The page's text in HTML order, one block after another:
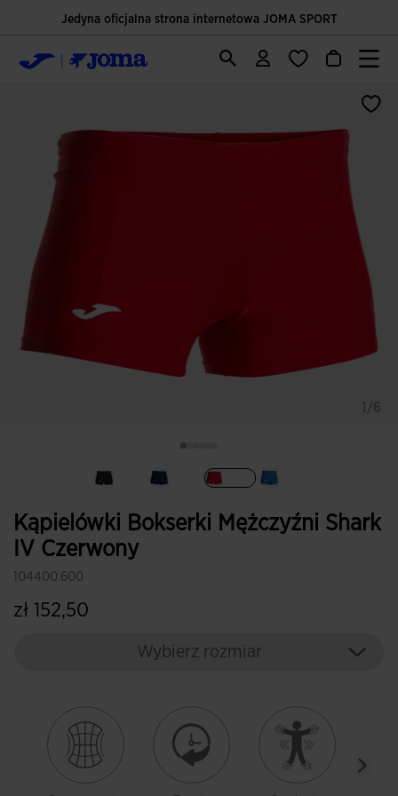
Jedyna oficjalna strona internetowa JOMA SPORT
Kąpielówki Bokserki Mężczyźni Shark
IV Czerwony
104400.600
zł 152,50
Wybierz rozmiar